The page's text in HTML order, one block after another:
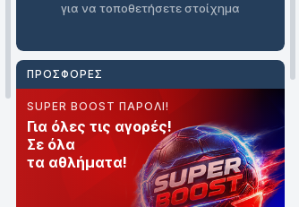
για να τοποθετήσετε στοίχημα
ΠΡΟΣΦΟΡΈΣ
SUPER BOOST ΠΑΡΟΛΙ!
Για όλες τις αγορές!
Σε όλα
τα αθλήματα!
ΑΣΦΑΛΕΙΑ ΣΤΟ ΠΑΡΟΛΙ!
Επιστροφή
με έως
και 3 χαμένες
ΑΝ ΠΑΕΙ ΠΑΡΑΤΑΣΗ…ΠΛΗΡΩΝΕΣΑΙ
Παράταση; Έχεις
επιστροφή!